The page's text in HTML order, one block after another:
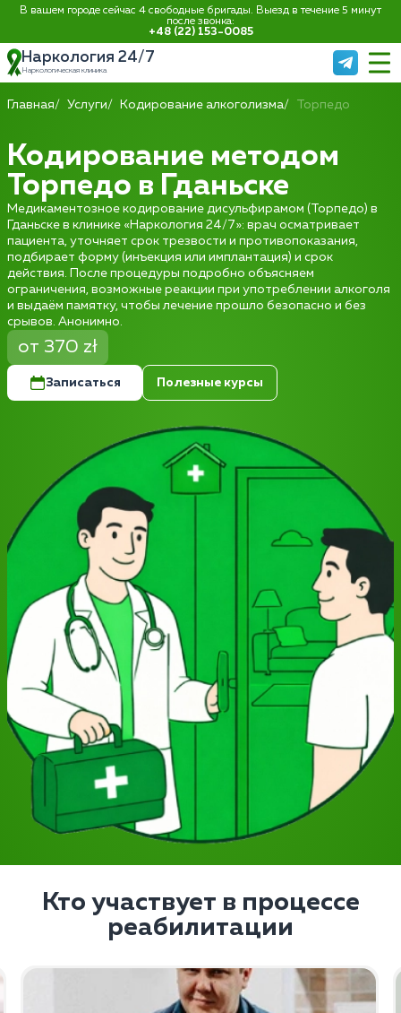
В вашем городе сейчас 4 свободные бригады. Выезд в течение 5 минут
после звонка:
+48 (22) 153-0085
Наркология 24/7
Наркологическая клиника
Главная Услуги Кодирование алкоголизма Торпедо
Кодирование методом
Торпедо в Гданьске
Медикаментозное кодирование дисульфирамом (Торпедо) в
Гданьске в клинике «Наркология 24/7»: врач осматривает
пациента, уточняет срок трезвости и противопоказания,
подбирает форму (инъекция или имплантация) и срок
действия. После процедуры подробно объясняем
ограничения, возможные реакции при употреблении алкоголя
и выдаём памятку, чтобы лечение прошло безопасно и без
срывов. Анонимно.
от 370 zł
Записаться Полезные курсы
Кто участвует в процессе
реабилитации